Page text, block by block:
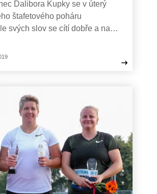
Dalibora Kupky se v úterý
štafetového poháru
svých slov se cítí dobře a na…